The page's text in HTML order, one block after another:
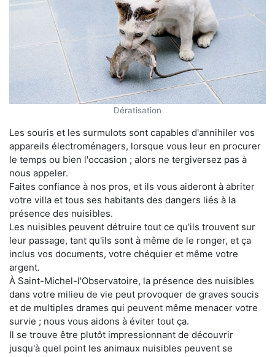
Dératisation
Les souris et les surmulots sont capables d'annihiler vos
appareils électroménagers, lorsque vous leur en procurer
le temps ou bien l'occasion ; alors ne tergiversez pas à
nous appeler.
Faites confiance à nos pros, et ils vous aideront à abriter
votre villa et tous ses habitants des dangers liés à la
présence des nuisibles.
Les nuisibles peuvent détruire tout ce qu'ils trouvent sur
leur passage, tant qu'ils sont à même de le ronger, et ça
inclus vos documents, votre chéquier et même votre
argent.
À Saint-Michel-l'Observatoire, la présence des nuisibles
dans votre milieu de vie peut provoquer de graves soucis
et de multiples drames qui peuvent même menacer votre
survie ; nous vous aidons à éviter tout ça.
Il se trouve être plutôt impressionnant de découvrir
jusqu'à quel point les animaux nuisibles peuvent se